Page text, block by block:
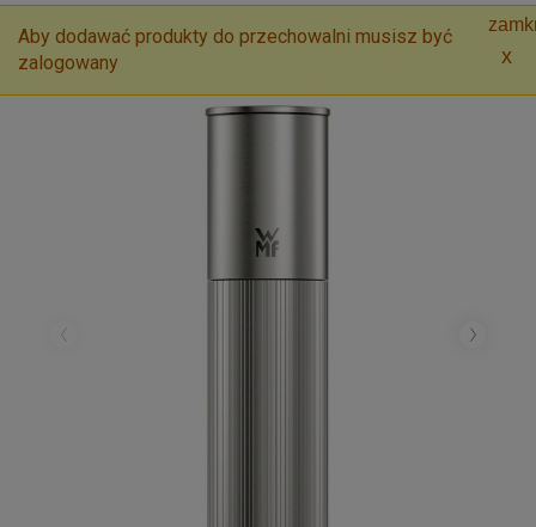
Aby dodawać produkty do przechowalni musisz być
zalogowany